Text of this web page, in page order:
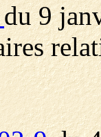
du 9